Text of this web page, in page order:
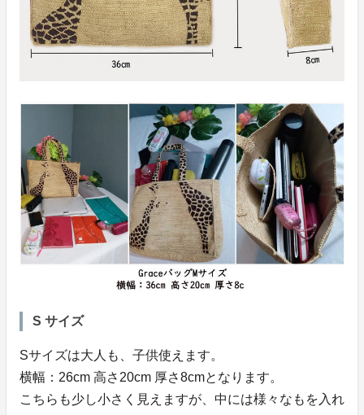
S サイズ
Sサイズは大人も、子供使えます。
横幅：26cm 高さ20cm 厚さ8cmとなります。
こちらも少し小さく見えますが、中には様々なもを入れ